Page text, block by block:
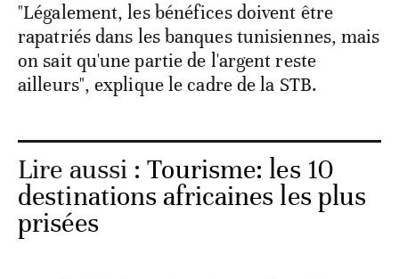
"Légalement, les bénéfices doivent être
rapatriés dans les banques tunisiennes, mais
on sait qu'une partie de l'argent reste
ailleurs", explique le cadre de la STB.
Lire aussi :Tourisme: les 10
destinations africaines les plus
prisées